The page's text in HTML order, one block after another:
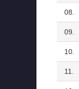
08.
09.
10.
11.